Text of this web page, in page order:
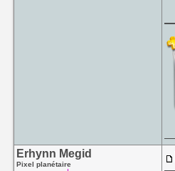
Erhynn Megid
Pixel planétaire